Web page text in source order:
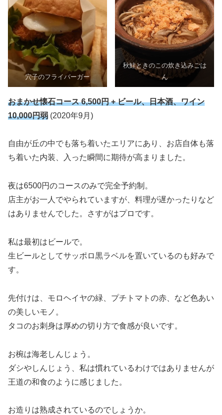
穴子のフライバーガー
秋鮭ときのこの炊き込みごは
ん
おまかせ懐石コース 6,500円 + ビール、日本酒、ワイン
10,000円弱 (2020年9月)
自由が丘の中でも落ち着いたエリアにあり、お店自体も落
ち着いた内装、入った瞬間に期待が高まりました。
夜は6500円のコースのみで完全予約制。
店主がお一人でやられていますが、料理が遅かったりなど
はありませんでした。さすがはプロです。
私は最初はビールで。
生ビールとしてサッポロ黒ラベルを置いているのも好みで
す。
先付けは、モロヘイヤの緑、プチトマトの赤、など色あい
の美しいモノ。
タコのお刺身は厚めの切り方で食感が良いです。
お椀は海老しんじょう。
ダシやしんじょう、私は慣れているわけではありませんが
王道の和食のように感じました。
お造りは熟成されているのでしょうか。